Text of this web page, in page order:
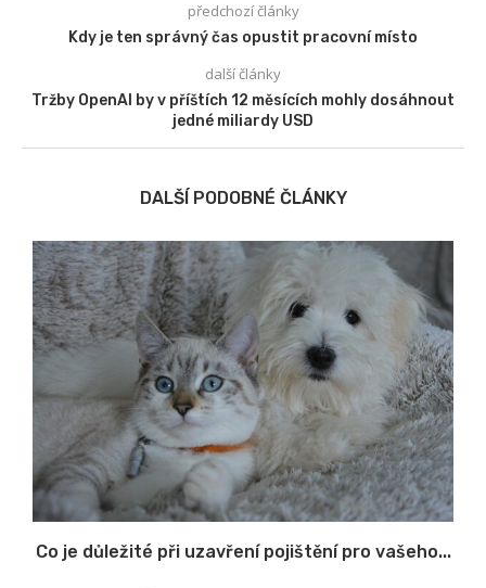
předchozí články
Kdy je ten správný čas opustit pracovní místo
další články
Tržby OpenAI by v příštích 12 měsících mohly dosáhnout
jedné miliardy USD
DALŠÍ PODOBNÉ ČLÁNKY
Co je důležité při uzavření pojištění pro vašeho...